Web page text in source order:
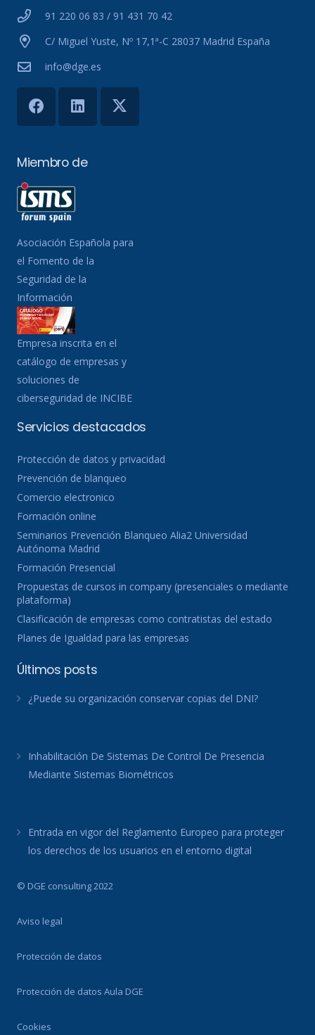
91 220 06 83 / 91 431 70 42
C/ Miguel Yuste, Nº 17,1ª-C 28037 Madrid España
info@dge.es
Miembro de
Asociación Española para
el Fomento de la
Seguridad de la
Información
Empresa inscrita en el
catálogo de empresas y
soluciones de
ciberseguridad de INCIBE
Servicios destacados
Protección de datos y privacidad
Prevención de blanqueo
Comercio electronico
Formación online
Seminarios Prevención Blanqueo Alia2 Universidad
Autónoma Madrid
Formación Presencial
Propuestas de cursos in company (presenciales o mediante
plataforma)
Clasificación de empresas como contratistas del estado
Planes de Igualdad para las empresas
Últimos posts
¿Puede su organización conservar copias del DNI?
Inhabilitación De Sistemas De Control De Presencia
Mediante Sistemas Biométricos
Entrada en vigor del Reglamento Europeo para proteger
los derechos de los usuarios en el entorno digital
© DGE consulting 2022
Aviso legal
Protección de datos
Protección de datos Aula DGE
Cookies